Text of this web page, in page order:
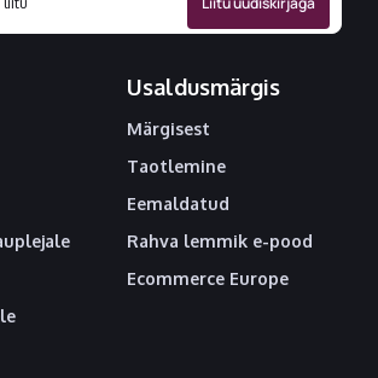
Usaldusmärgis
Märgisest
Taotlemine
Eemaldatud
Rahva lemmik e-pood
Ecommerce Europe